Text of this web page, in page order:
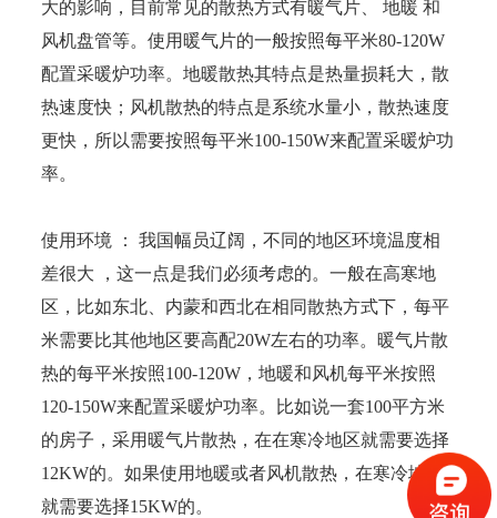
大的影响，目前常见的散热方式有暖气片、 地暖 和
风机盘管等。使用暖气片的一般按照每平米80-120W
配置采暖炉功率。地暖散热其特点是热量损耗大，散
热速度快；风机散热的特点是系统水量小，散热速度
更快，所以需要按照每平米100-150W来配置采暖炉功
率。
使用环境 ： 我国幅员辽阔，不同的地区环境温度相
差很大 ，这一点是我们必须考虑的。一般在高寒地
区，比如东北、内蒙和西北在相同散热方式下，每平
米需要比其他地区要高配20W左右的功率。暖气片散
热的每平米按照100-120W，地暖和风机每平米按照
120-150W来配置采暖炉功率。比如说一套100平方米
的房子，采用暖气片散热，在在寒冷地区就需要选择
12KW的。如果使用地暖或者风机散热，在寒冷地区
就需要选择15KW的。